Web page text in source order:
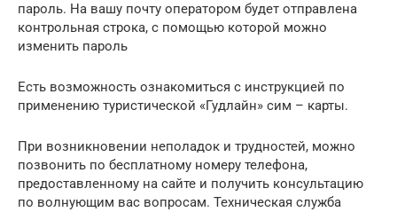
пароль. На вашу почту оператором будет отправлена
контрольная строка, с помощью которой можно
изменить пароль
Есть возможность ознакомиться с инструкцией по
применению туристической «Гудлайн» сим – карты.
При возникновении неполадок и трудностей, можно
позвонить по бесплатному номеру телефона,
предоставленному на сайте и получить консультацию
по волнующим вас вопросам. Техническая служба